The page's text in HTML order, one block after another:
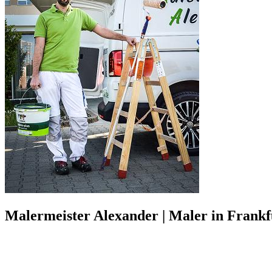
Malermeister Alexander | Maler in